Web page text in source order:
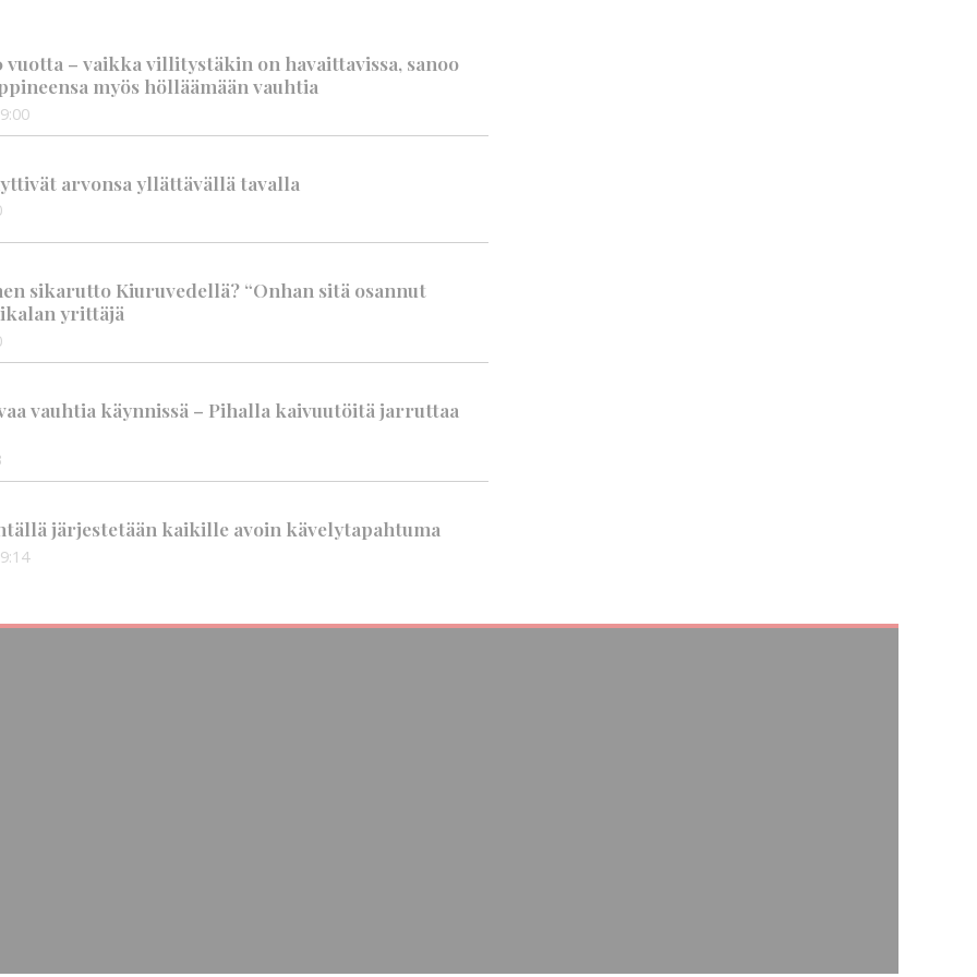
vuotta – vaikka villitystäkin on havaittavissa, sanoo
myös hölläämään vauhtia
arvonsa yllättävällä tavalla
sikarutto Kiuruvedellä? “Onhan sitä osannut
yrittäjä
vauhtia käynnissä – Pihalla kaivuutöitä jarruttaa
järjestetään kaikille avoin kävelytapahtuma